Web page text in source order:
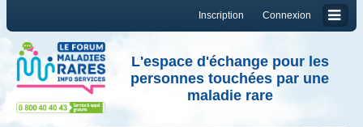
Connexion
Inscription
L'espace d'échange pour les
personnes touchées par une
maladie rare